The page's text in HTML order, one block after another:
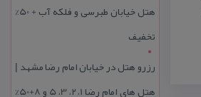
هتل خیابان طبرسی و فلکه آب + 50%
تخفیف
رزرو هتل در خیابان امام رضا مشهد |
هتل‌ های امام رضا 1، 2، 3، 5 و 8+50%